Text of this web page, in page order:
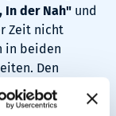
In der Nah" und
Zeit nicht
in beiden
Den